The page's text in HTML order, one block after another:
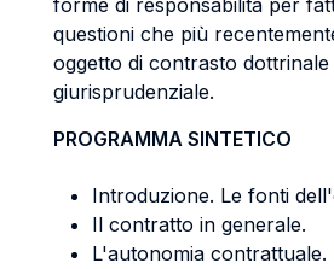
forme di responsabilità per
questioni che più
oggetto di contrasto dottrinale
giurisprudenziale.
PROGRAMMA SINTETICO
Introduzione. Le fonti
Il contratto in generale.
L'autonomia contrattuale.